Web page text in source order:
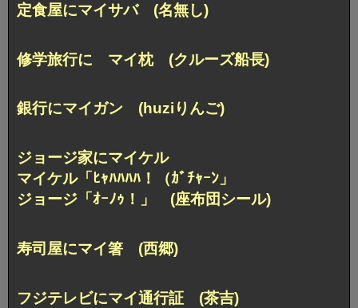
定食屋にマイサバ (名無し)
修学旅行に マイ枕 (クルーズ船長)
銀行にマイガン (huziりんご)
ジョージ家にマイケル
マイケル「ﾋｬﾊﾊﾊﾊ！（ｶﾞﾁｬｰﾝ」
ジョージ「ｵｰﾉｩ！」 (座布団シール)
寿司屋にマイ箸 (西郷)
フジテレビにマイ通行証 (茶吉)